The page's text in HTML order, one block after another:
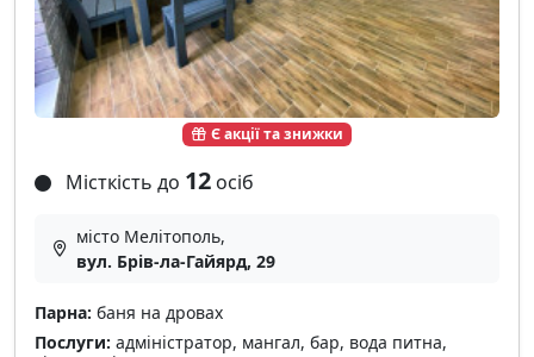
Є акції та знижки
Місткість до 12 осіб
місто Мелітополь,
вул. Брів-ла-Гайярд, 29
Парна: баня на дровах
Послуги: адміністратор, мангал, бар, вода питна,